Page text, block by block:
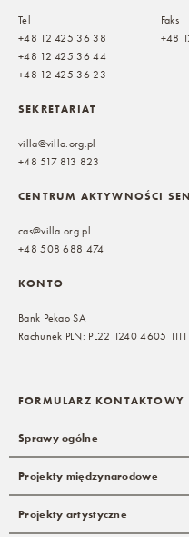
Tel
+48 12 425 36 38
+48 12 425 36 44
+48 12 425 36 23
Faks
+48
SEKRETARIAT
villa@villa.org.pl
+48 517 813 823
CENTRUM AKTYWNOŚCI
cas@villa.org.pl
+48 508 688 474
KONTO
Bank Pekao SA
Rachunek PLN: PL22 1240 4605
FORMULARZ KONTAKTOWY
Sprawy ogólne
Projekty międzynarodowe
Projekty artystyczne